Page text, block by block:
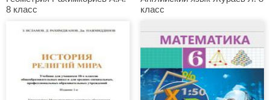
8 класс
класс